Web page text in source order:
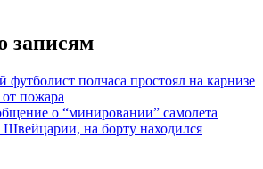
записям
футболист полчаса простоял на карнизе
от пожара
о “минировании” самолета
Швейцарии, на борту находился